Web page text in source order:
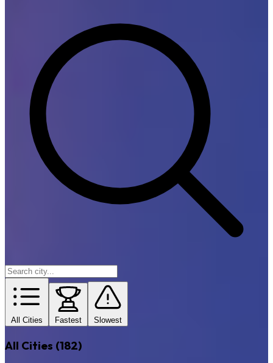
All Cities Fastest Slowest
All Cities (182)